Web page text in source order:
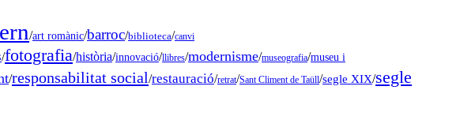
/art romànic/barroc/biblioteca/canvi
/fotografia/història/innovació/llibres/modernisme/museografia/museu i
/responsabilitat social/restauració/retrat/Sant Climent de Taüll/segle XIX/segle